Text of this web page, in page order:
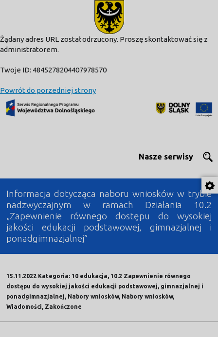
Żądany adres URL został odrzucony. Proszę skontaktować się z
administratorem.
Twoje ID: 4845278204407978570
Powrót do porzedniej strony
Nasze serwisy
Informacja dotycząca naboru wniosków w trybie
nadzwyczajnym w ramach Działania 10.2
„Zapewnienie równego dostępu do wysokiej
jakości edukacji podstawowej, gimnazjalnej i
ponadgimnazjalnej”
15.11.2022 Kategoria: 10 edukacja, 10.2 Zapewnienie równego
dostępu do wysokiej jakości edukacji podstawowej, gimnazjalnej i
ponadgimnazjalnej, Nabory wniosków, Nabory wniosków,
Wiadomości, Zakończone
modal-check